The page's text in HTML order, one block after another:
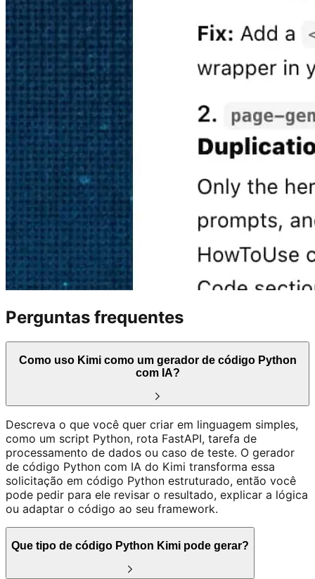
Perguntas frequentes
Como uso Kimi como um gerador de código Python
com IA?
Descreva o que você quer criar em linguagem simples,
como um script Python, rota FastAPI, tarefa de
processamento de dados ou caso de teste. O gerador
de código Python com IA do Kimi transforma essa
solicitação em código Python estruturado, então você
pode pedir para ele revisar o resultado, explicar a lógica
ou adaptar o código ao seu framework.
Que tipo de código Python Kimi pode gerar?